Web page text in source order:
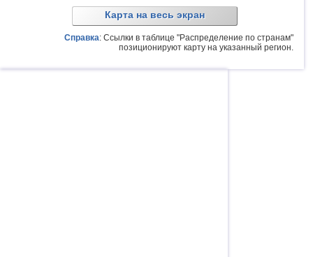
Карта на весь экран
Справка: Ссылки в таблице "Распределение по странам"
позиционируют карту на указанный регион.